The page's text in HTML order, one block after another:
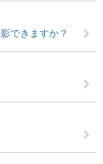
できますか？